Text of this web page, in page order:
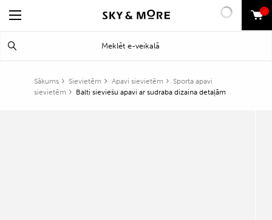
0
Sākums Sievietēm Apavi sievietēm
Sporta apavi
sievietēm
Balti sieviešu apavi ar sudraba dizaina detaļām